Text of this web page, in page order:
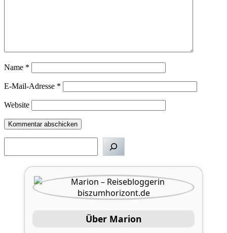
Name *
E-Mail-Adresse *
Website
Über Marion